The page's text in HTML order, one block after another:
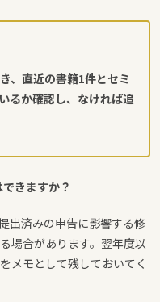
、直近の書籍1件とセミ
るか確認し、なければ追
きますか？
出済みの申告に影響する修
場合があります。翌年度以
メモとして残しておいてく